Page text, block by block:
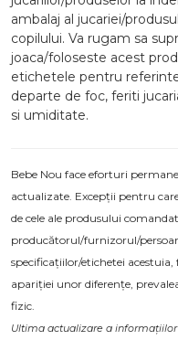
ambalaj al jucariei/
copilului. Va rugam sa
joaca/foloseste acest
etichetele pentru
departe de foc, feriti
si umiditate.
Bebe Nou face eforturi
actualizate. Excepții pentru
de cele ale produsului
producătorul/furnizorul/
specificațiilor/etichetei
apariției unor diferențe,
fizic.
Ultima actualizare a